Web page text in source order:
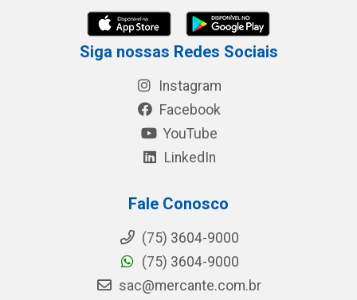
Siga nossas Redes Sociais
Instagram
Facebook
YouTube
LinkedIn
Fale Conosco
(75) 3604-9000
(75) 3604-9000
sac@mercante.com.br